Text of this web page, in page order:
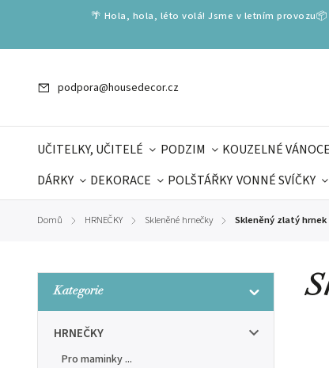
🌴 Hola, hola, léto volá! Jsme v letním
podpora@housedecor.cz
UČITELKY, UČITELÉ PODZIM KOUZELNÉ VÁNOCE
DÁRKY
DEKORACE POLŠTÁŘKY VONNÉ SVÍČKY
SLOVENSKÉ SPECIÁLY
DÁRKOVÉ VOUCHERY
Domů / HRNEČKY / Skleněné hrnečky / Skleněný zlatý hrnek
Kategorie
HRNEČKY
Pro maminky ...